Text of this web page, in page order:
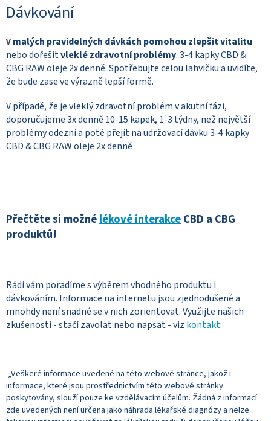
Dávkování
V malých pravidelných dávkách pomohou zlepšit vitalitu
nebo dořešitvleklé zdravotní problémy. 3-4 kapky CBD &
CBG RAW oleje 2x denně. Spotřebujte celou lahvičku a uvidíte,
že bude zase ve výrazně lepší formě.
V případě, že je vleklý zdravotní problém v akutní fázi,
doporučujeme 3x denně 10-15 kapek, 1-3 týdny, než největší
problémy odezní a poté přejít na udržovací dávku 3-4 kapky
CBD & CBG RAW oleje 2x denně
Přečtěte si možnélékové interakceCBD a CBG
produktů!
Rádi vám poradíme s výběrem vhodného produktu i
dávkováním. Informace na internetu jsou zjednodušené a
mnohdy není snadné se v nich zorientovat. Využijte našich
zkušeností - stačí zavolat nebo napsat - viz kontakt.
„Veškeré informace uvedené na této webové stránce, jakož i
informace, které jsou prostřednictvím této webové stránky
poskytovány, slouží pouze ke vzdělávacím účelům. Žádná z informací
zde uvedených není určena jako náhrada lékařské diagnózy a nelze